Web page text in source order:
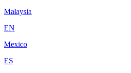
Malaysia
EN
Mexico
ES